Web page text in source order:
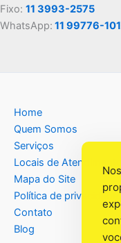
Fixo: 11 3993-2575
WhatsApp: 11 99776-
Home
Quem Somos
Serviços
Locais de Atendimento
Mapa do Site
Política de privacidade
Contato
Blog